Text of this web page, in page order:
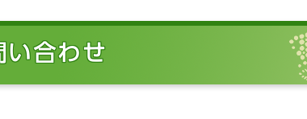
い合わせ